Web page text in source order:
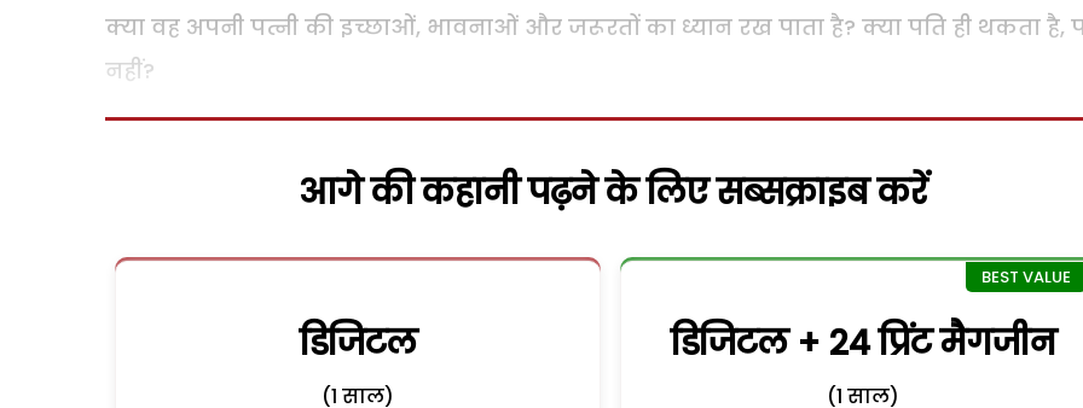
क्या वह अपनी पत्नी की इच्छाओं, भावनाओं और जरूरतों का ध्यान रख पाता है? क्या पति ही थकता है,
नहीं?
आगे की कहानी पढ़ने के लिए सब्सक्राइब करें
डिजिटल
(1 साल)
डिजिटल + 24 प्रिंट मैगजीन
(1 साल)